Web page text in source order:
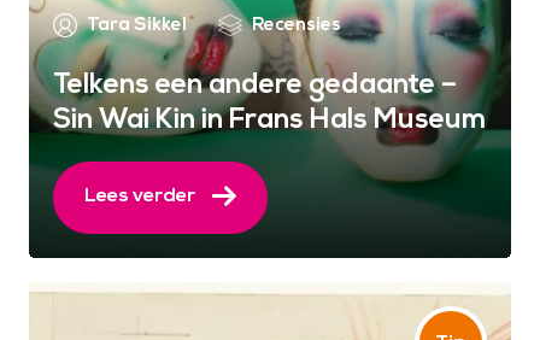
Tara Sikkel Recensies
Telkens een andere gedaante –
Sin Wai Kin in Frans Hals Museum
Lees verder